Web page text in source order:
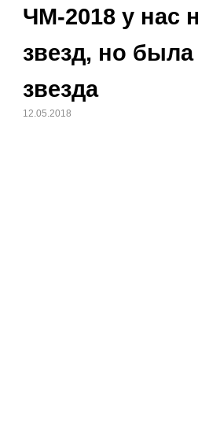
ЧМ-2018 у нас
звезд, но
звезда
12.05.2018